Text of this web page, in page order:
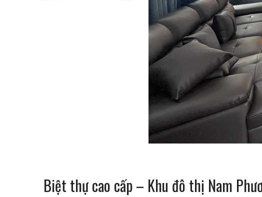
Biệt thự cao cấp – Khu đô thị Nam